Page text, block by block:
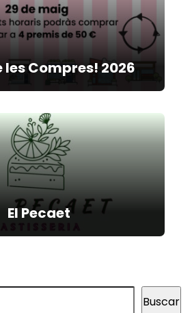
les Compres! 2026
El Pecaet
Buscar